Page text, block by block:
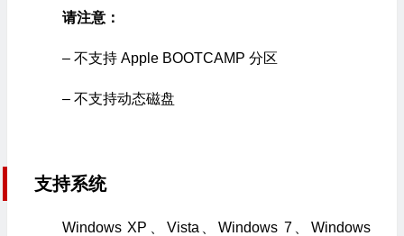
请注意：
– 不支持 Apple BOOTCAMP 分区
– 不支持动态磁盘
支持系统
Windows XP、Vista、Windows 7、Windows